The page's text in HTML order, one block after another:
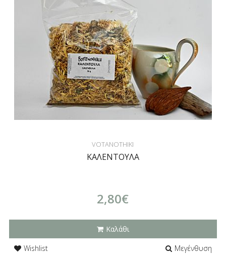
VOTANOTHIKI
ΚΑΛΕΝΤΟΥΛΑ
2,80€
Καλάθι
Wishlist
Μεγένθυση